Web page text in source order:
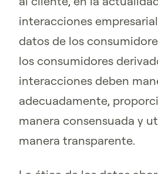
interacciones
datos de los
los consumidores
interacciones deben
adecuadamente,
manera consensuada y
manera transparente.